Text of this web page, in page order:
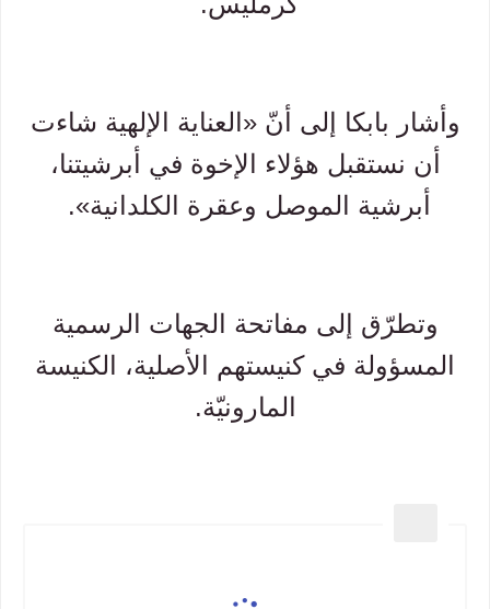
وأشار بابكا إلى أنّ «العناية الإلهية شاءت
أن نستقبل هؤلاء الإخوة في أبرشيتنا،
أبرشية الموصل وعقرة الكلدانية».
وتطرّق إلى مفاتحة الجهات الرسمية
المسؤولة في كنيستهم الأصلية، الكنيسة
المارونيّة.